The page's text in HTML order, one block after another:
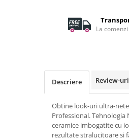
PALETE PROFESIONALE
La
Descriere Review-uri
Obtine look-uri ultra-
Professional.
ceramice imbogatite cu
rezultate stralucitoare si